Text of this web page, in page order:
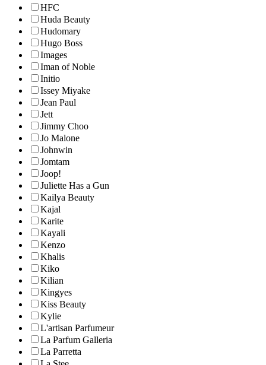
HFC
Huda Beauty
Hudomary
Hugo Boss
Images
Iman of Noble
Initio
Issey Miyake
Jean Paul
Jett
Jimmy Choo
Jo Malone
Johnwin
Jomtam
Joop!
Juliette Has a Gun
Kailya Beauty
Kajal
Karite
Kayali
Kenzo
Khalis
Kiko
Kilian
Kingyes
Kiss Beauty
Kylie
L'artisan Parfumeur
La Parfum Galleria
La Parretta